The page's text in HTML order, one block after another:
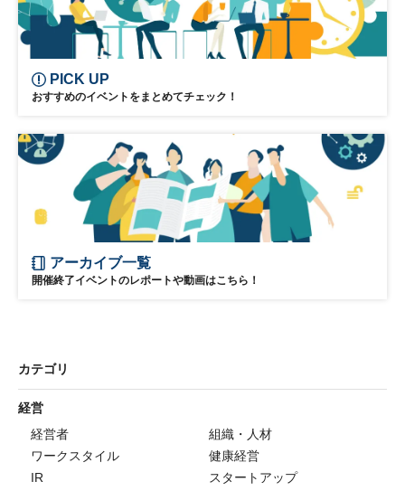
PICK UP
おすすめのイベントをまとめてチェック！
アーカイブ一覧
開催終了イベントのレポートや動画はこちら！
カテゴリ
経営
経営者
組織・人材
ワークスタイル
健康経営
IR
スタートアップ